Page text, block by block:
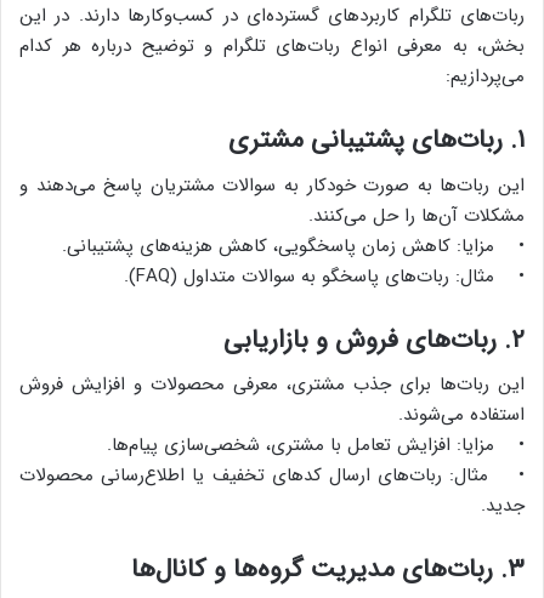
ربات‌های تلگرام کاربردهای گسترده‌ای در کسب‌وکارها دارند. در این
بخش، به معرفی انواع ربات‌های تلگرام و توضیح درباره هر کدام
می‌پردازیم:
۱. ربات‌های پشتیبانی مشتری
این ربات‌ها به صورت خودکار به سوالات مشتریان پاسخ می‌دهند و
مشکلات آن‌ها را حل می‌کنند.
• مزایا: کاهش زمان پاسخگویی، کاهش هزینه‌های پشتیبانی.
• مثال: ربات‌های پاسخگو به سوالات متداول (FAQ).
۲. ربات‌های فروش و بازاریابی
این ربات‌ها برای جذب مشتری، معرفی محصولات و افزایش فروش
استفاده می‌شوند.
• مزایا: افزایش تعامل با مشتری، شخصی‌سازی پیام‌ها.
• مثال: ربات‌های ارسال کدهای تخفیف یا اطلاع‌رسانی محصولات
جدید.
۳. ربات‌های مدیریت گروه‌ها و کانال‌ها